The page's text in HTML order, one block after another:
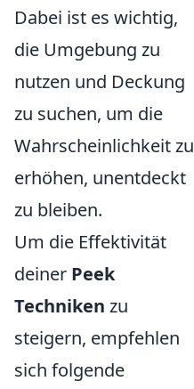
Dabei ist es wichtig,
die Umgebung zu
nutzen und Deckung
zu suchen, um die
Wahrscheinlichkeit zu
erhöhen, unentdeckt
zu bleiben.
Um die Effektivität
deiner Peek
Techniken zu
steigern, empfehlen
sich folgende